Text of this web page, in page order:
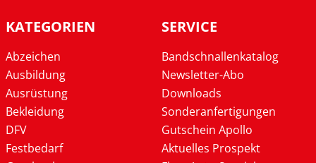
KATEGORIEN
Abzeichen
Ausbildung
Ausrüstung
Bekleidung
DFV
Festbedarf
SERVICE
Bandschnallenkatalog
Newsletter-Abo
Downloads
Sonderanfertigungen
Gutschein Apollo
Aktuelles Prospekt